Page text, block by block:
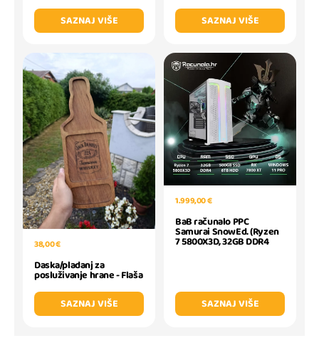
SAZNAJ VIŠE
SAZNAJ VIŠE
38,00 €
Daska/pladanj za
posluživanje hrane - Flaša
SAZNAJ VIŠE
1.999,00 €
BaB računalo PPC
Samurai SnowEd. (Ryzen
7 5800X3D, 32GB DDR4
SAZNAJ VIŠE